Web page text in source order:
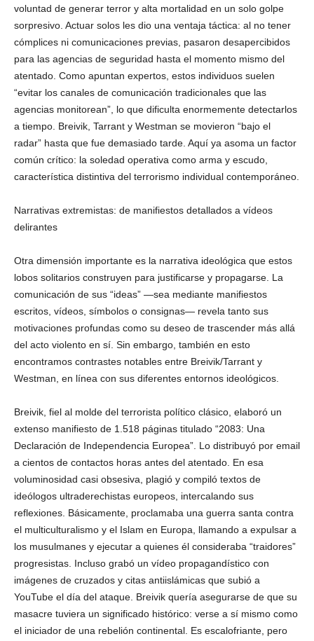
voluntad de generar terror y alta mortalidad en un solo golpe
sorpresivo. Actuar solos les dio una ventaja táctica: al no tener
cómplices ni comunicaciones previas, pasaron desapercibidos
para las agencias de seguridad hasta el momento mismo del
atentado. Como apuntan expertos, estos individuos suelen
“evitar los canales de comunicación tradicionales que las
agencias monitorean”, lo que dificulta enormemente detectarlos
a tiempo. Breivik, Tarrant y Westman se movieron “bajo el
radar” hasta que fue demasiado tarde. Aquí ya asoma un factor
común crítico: la soledad operativa como arma y escudo,
característica distintiva del terrorismo individual contemporáneo.
Narrativas extremistas: de manifiestos detallados a vídeos
delirantes
Otra dimensión importante es la narrativa ideológica que estos
lobos solitarios construyen para justificarse y propagarse. La
comunicación de sus “ideas” —sea mediante manifiestos
escritos, vídeos, símbolos o consignas— revela tanto sus
motivaciones profundas como su deseo de trascender más allá
del acto violento en sí. Sin embargo, también en esto
encontramos contrastes notables entre Breivik/Tarrant y
Westman, en línea con sus diferentes entornos ideológicos.
Breivik, fiel al molde del terrorista político clásico, elaboró un
extenso manifiesto de 1.518 páginas titulado “2083: Una
Declaración de Independencia Europea”. Lo distribuyó por email
a cientos de contactos horas antes del atentado. En esa
voluminosidad casi obsesiva, plagió y compiló textos de
ideólogos ultraderechistas europeos, intercalando sus
reflexiones. Básicamente, proclamaba una guerra santa contra
el multiculturalismo y el Islam en Europa, llamando a expulsar a
los musulmanes y ejecutar a quienes él consideraba “traidores”
progresistas. Incluso grabó un vídeo propagandístico con
imágenes de cruzados y citas antiislámicas que subió a
YouTube el día del ataque. Breivik quería asegurarse de que su
masacre tuviera un significado histórico: verse a sí mismo como
el iniciador de una rebelión continental. Es escalofriante, pero